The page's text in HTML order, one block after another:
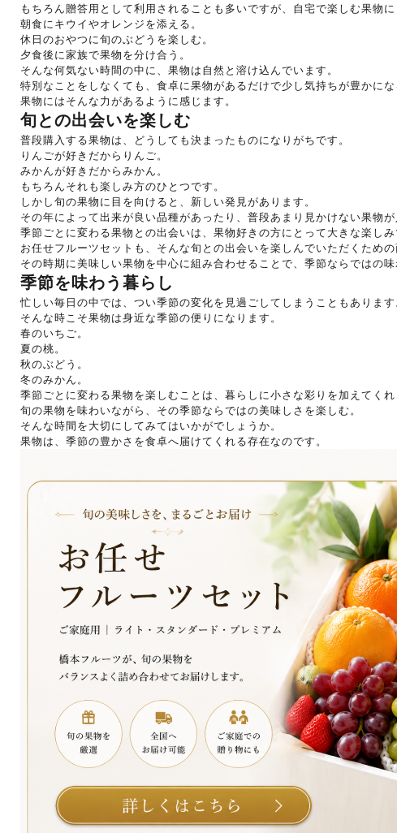
もちろん贈答用として利用されることも多いですが、自宅で楽しむ果物
朝食にキウイやオレンジを添える。
休日のおやつに旬のぶどうを楽しむ。
夕食後に家族で果物を分け合う。
そんな何気ない時間の中に、果物は自然と溶け込んでいます。
特別なことをしなくても、食卓に果物があるだけで少し気持ちが豊かに
果物にはそんな力があるように感じます。
旬との出会いを楽しむ
普段購入する果物は、どうしても決まったものになりがちです。
りんごが好きだからりんご。
みかんが好きだからみかん。
もちろんそれも楽しみ方のひとつです。
しかし旬の果物に目を向けると、新しい発見があります。
その年によって出来が良い品種があったり、普段あまり見かけない果物
季節ごとに変わる果物との出会いは、果物好きの方にとって大きな楽し
お任せフルーツセットも、そんな旬との出会いを楽しんでいただくため
その時期に美味しい果物を中心に組み合わせることで、季節ならではの
季節を味わう暮らし
忙しい毎日の中では、つい季節の変化を見過ごしてしまうこともありま
そんな時こそ果物は身近な季節の便りになります。
春のいちご。
夏の桃。
秋のぶどう。
冬のみかん。
季節ごとに変わる果物を楽しむことは、暮らしに小さな彩りを加えてく
旬の果物を味わいながら、その季節ならではの美味しさを楽しむ。
そんな時間を大切にしてみてはいかがでしょうか。
果物は、季節の豊かさを食卓へ届けてくれる存在なのです。